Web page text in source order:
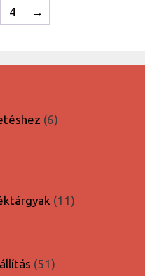
4 →
66
1111
5151